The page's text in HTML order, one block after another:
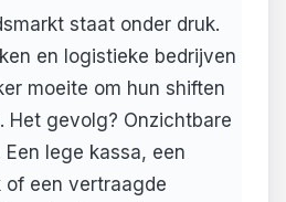
staat onder druk.
en logistieke bedrijven
moeite om hun shiften
Het gevolg? Onzichtbare
lege kassa, een
of een vertraagde